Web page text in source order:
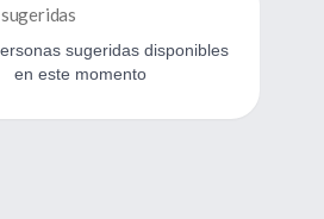
sugeridas disponibles
en este momento